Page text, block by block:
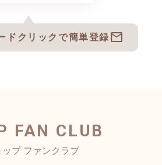
ドクリックで簡単登録 mail
FAN CLUB